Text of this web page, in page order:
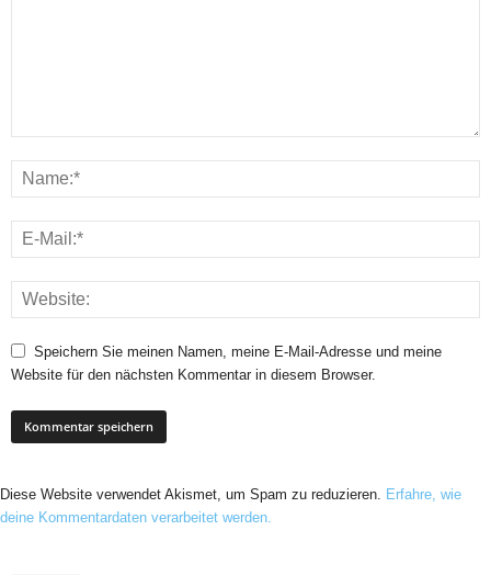
Speichern Sie meinen Namen, meine E-Mail-Adresse und meine
Website für den nächsten Kommentar in diesem Browser.
Diese Website verwendet Akismet, um Spam zu reduzieren.
Erfahre, wie
deine Kommentardaten verarbeitet werden.